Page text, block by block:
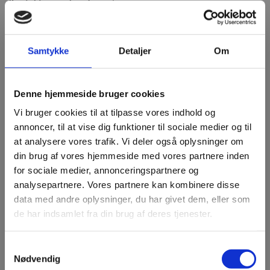
Samtykke Detaljer Om
Denne hjemmeside bruger cookies
Vi bruger cookies til at tilpasse vores indhold og
annoncer, til at vise dig funktioner til sociale medier og til
at analysere vores trafik. Vi deler også oplysninger om
din brug af vores hjemmeside med vores partnere inden
for sociale medier, annonceringspartnere og
analysepartnere. Vores partnere kan kombinere disse
data med andre oplysninger, du har givet dem, eller som
de har indsamlet fra din brug af deres tjenester.
Nødvendig
Kontakt vores kundeservice
Har du spørgsmål til vores træpiller 6 mm, eller ønsker du hjælp
kontakte vores kundeservice alle hverdage fra kl. 08.00 til kl.
16.00. Vores kundeservice kan kontaktes på tlf.32 13 33 73eller
info@dalmosebraende.dk. Ved skriftlige forespørgsler svarer vi
hurtigst muligt.
Guides og viden